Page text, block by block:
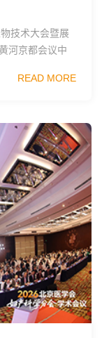
技术大会暨展
河京都会议中
READ MORE